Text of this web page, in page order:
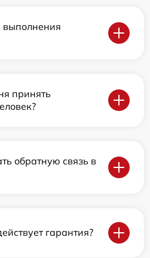
выполнения
принять
обратную связь в
гарантия?